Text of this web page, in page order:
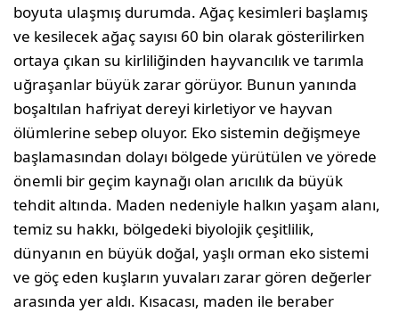
boyuta ulaşmış durumda. Ağaç kesimleri başlamış
ve kesilecek ağaç sayısı 60 bin olarak gösterilirken
ortaya çıkan su kirliliğinden hayvancılık ve tarımla
uğraşanlar büyük zarar görüyor. Bunun yanında
boşaltılan hafriyat dereyi kirletiyor ve hayvan
ölümlerine sebep oluyor. Eko sistemin değişmeye
başlamasından dolayı bölgede yürütülen ve yörede
önemli bir geçim kaynağı olan arıcılık da büyük
tehdit altında. Maden nedeniyle halkın yaşam alanı,
temiz su hakkı, bölgedeki biyolojik çeşitlilik,
dünyanın en büyük doğal, yaşlı orman eko sistemi
ve göç eden kuşların yuvaları zarar gören değerler
arasında yer aldı. Kısacası, maden ile beraber